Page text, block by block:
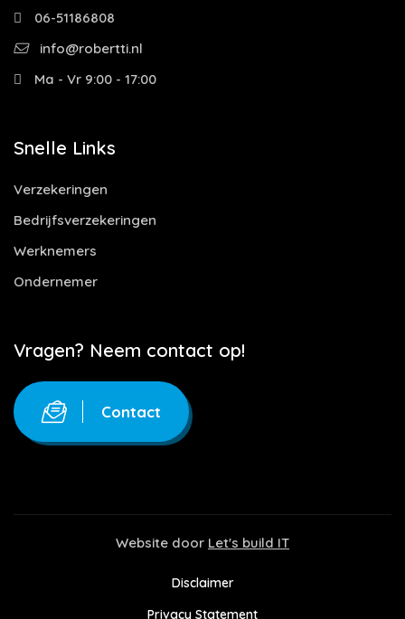
06-51186808
info@robertti.nl
Ma - Vr 9:00 - 17:00
Snelle Links
Verzekeringen
Bedrijfsverzekeringen
Werknemers
Ondernemer
Vragen? Neem contact op!
Contact
Website door Let's build IT
Disclaimer
Privacy Statement